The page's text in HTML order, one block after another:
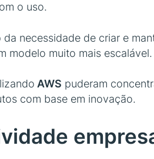
o uso.
necessidade de criar e
modelo muito mais escalável.
AWS puderam
com base em inovação.